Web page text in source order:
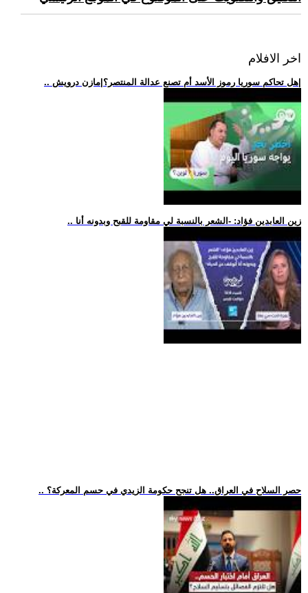
اخر الافلام
.. زين العابدين فؤاد: -الشعر بالنسبة لي مقاومة للقبح وبدونه أنا
.. حصر السلاح في العراق.. هل تنجح حكومة الزيدي في حسم المعركة؟